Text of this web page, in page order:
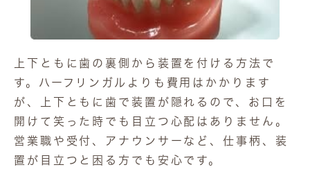
上下ともに歯の裏側から装置を付ける方法で
す。ハーフリンガルよりも費用はかかります
が、上下ともに歯で装置が隠れるので、お口を
開けて笑った時でも目立つ心配はありません。
営業職や受付、アナウンサーなど、仕事柄、装
置が目立つと困る方でも安心です。